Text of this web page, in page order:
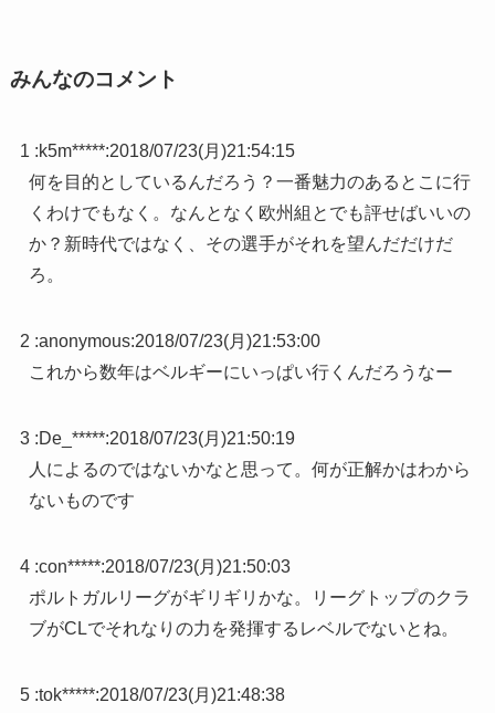
みんなのコメント
1 :k5m*****:2018/07/23(月)21:54:15
何を目的としているんだろう？一番魅力のあるとこに行
くわけでもなく。なんとなく欧州組とでも評せばいいの
か？新時代ではなく、その選手がそれを望んだだけだ
ろ。
2 :anonymous:2018/07/23(月)21:53:00
これから数年はベルギーにいっぱい行くんだろうなー
3 :De_*****:2018/07/23(月)21:50:19
人によるのではないかなと思って。何が正解かはわから
ないものです
4 :con*****:2018/07/23(月)21:50:03
ポルトガルリーグがギリギリかな。リーグトップのクラ
ブがCLでそれなりの力を発揮するレベルでないとね。
5 :tok*****:2018/07/23(月)21:48:38